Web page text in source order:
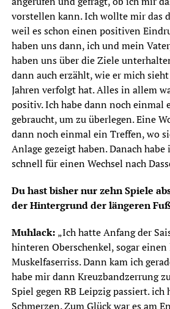
vorstellen kann. Ich wollte mir das
weil es schon einen positiven
haben uns dann, ich und mein
haben uns über die Ziele
dann auch erzählt, wie er mich
Jahren verfolgt hat. Alles in allem
positiv. Ich habe dann noch einmal
gebraucht, um zu überlegen. Eine
dann noch einmal ein Treffen, wo
Anlage gezeigt haben. Danach
schnell für einen Wechsel nach
Du hast bisher nur zehn Spiele
der Hintergrund der längeren
Muhlack: „Ich hatte Anfang der
hinteren Oberschenkel, sogar
Muskelfaserriss. Dann kam ich
habe mir dann Kreuzbandzerrung
Spiel gegen RB Leipzig passiert. ich
Schmerzen. Zum Glück war es am